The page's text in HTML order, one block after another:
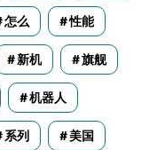
怎么 性能
新机 旗舰
机器人
系列 美国